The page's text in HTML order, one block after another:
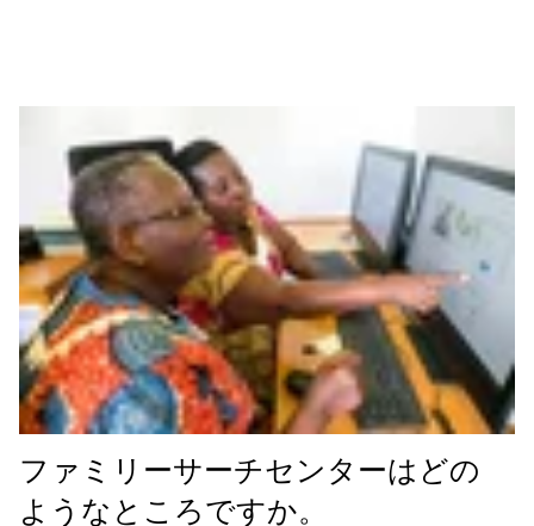
ファミリーサーチセンターはどの
ようなところですか。